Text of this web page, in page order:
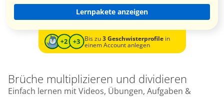
Lernpakete anzeigen
Bis zu3 Geschwisterprofilein
einem Account anlegen
Brüche multiplizieren und dividieren
Einfach lernen mit Videos, Übungen, Aufgaben &